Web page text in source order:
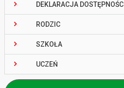
DEKLARACJA DOSTĘPNOŚCI
RODZIC
SZKOŁA
UCZEŃ